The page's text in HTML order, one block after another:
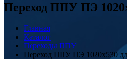
Переход ППУ ПЭ
Главная
Каталог
Переходы ППУ
Переход ППУ ПЭ 1020x530